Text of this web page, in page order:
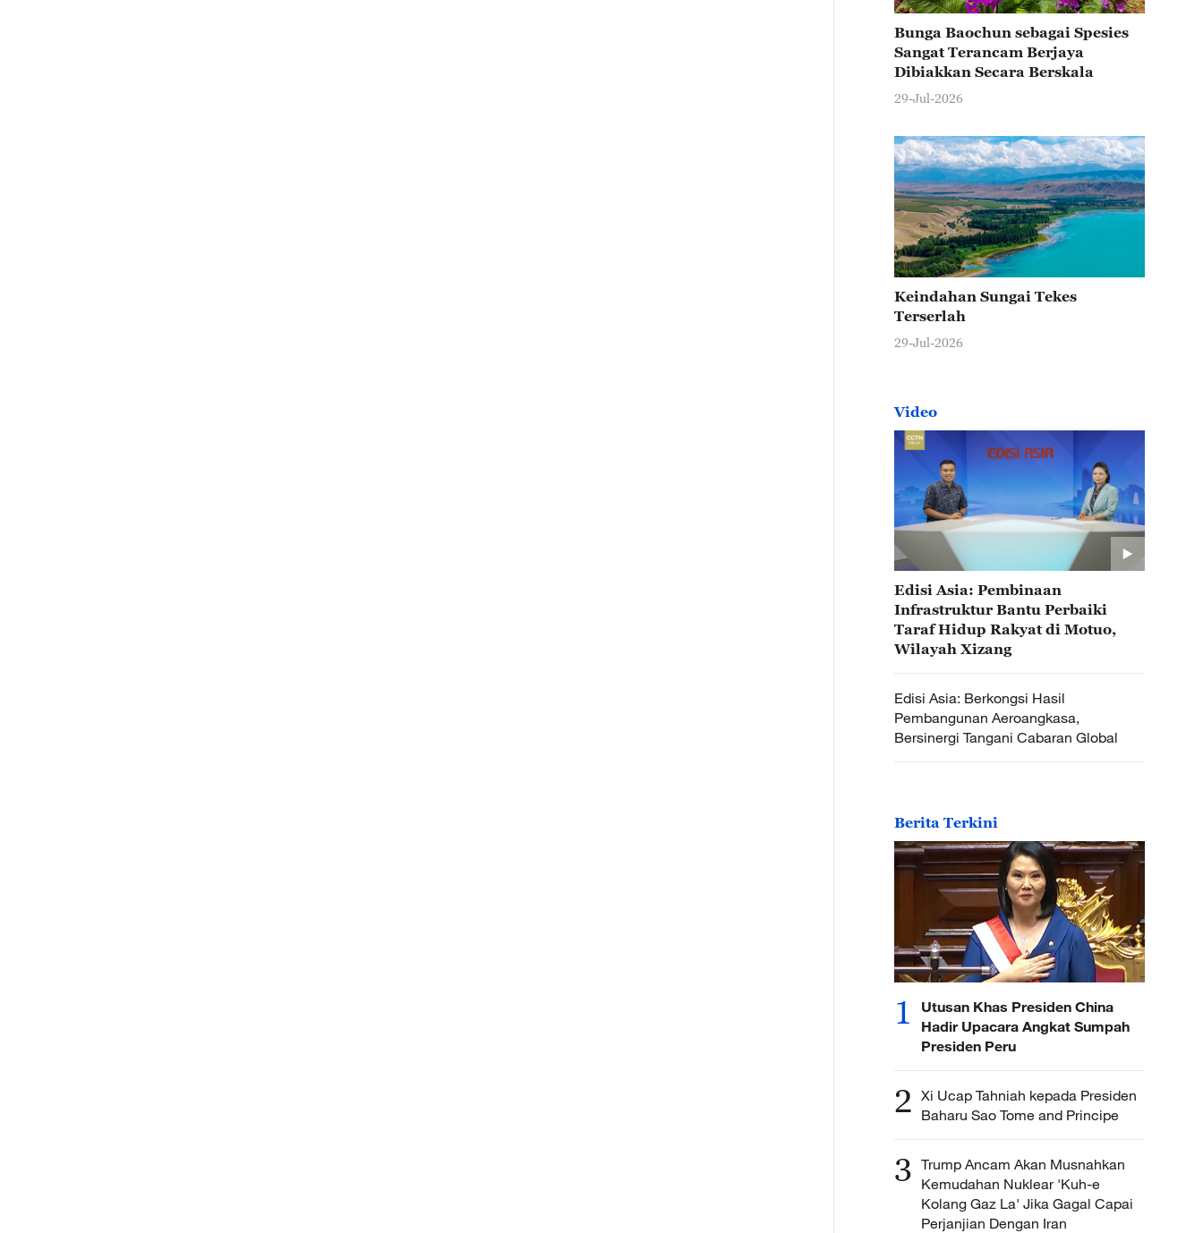
Bunga Baochun sebagai Spesies
Sangat Terancam Berjaya
Dibiakkan Secara Berskala
29-Jul-2026
Keindahan Sungai Tekes
Terserlah
29-Jul-2026
Video
Edisi Asia: Pembinaan
Infrastruktur Bantu Perbaiki
Taraf Hidup Rakyat di Motuo,
Wilayah Xizang
Edisi Asia: Berkongsi Hasil
Pembangunan Aeroangkasa,
Bersinergi Tangani Cabaran Global
Berita Terkini
1
Utusan Khas Presiden China
Hadir Upacara Angkat Sumpah
Presiden Peru
2 Xi Ucap Tahniah kepada Presiden
Baharu Sao Tome and Principe
3 Trump Ancam Akan Musnahkan
Kemudahan Nuklear 'Kuh-e
Kolang Gaz La' Jika Gagal Capai
Perjanjian Dengan Iran